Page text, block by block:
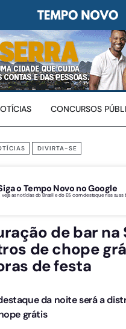
CONCURSOS
DIVIRTA-SE
o Tempo Novo no Google
veja as notícias do Brasil e do ES com destaque nas suas
de bar na
de chope
de festa
da noite será a
grátis